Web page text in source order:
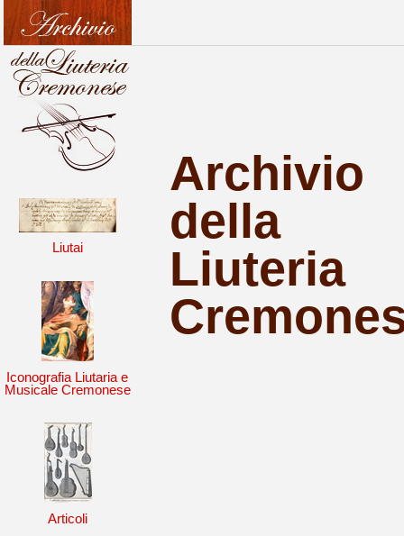
Liutai
Iconografia Liutaria e
Musicale Cremonese
Articoli
Archivio
della
Liuteria